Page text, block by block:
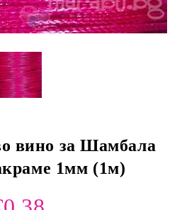
вино за Шамбала
1мм (1м)